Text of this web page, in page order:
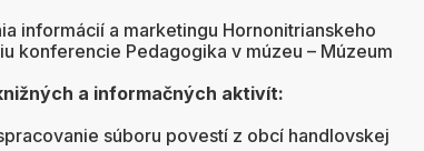
informácií a marketingu Hornonitrianskeho
konferencie Pedagogika v múzeu – Múzeum
a informačných aktivít:
súboru povestí z obcí handlovskej